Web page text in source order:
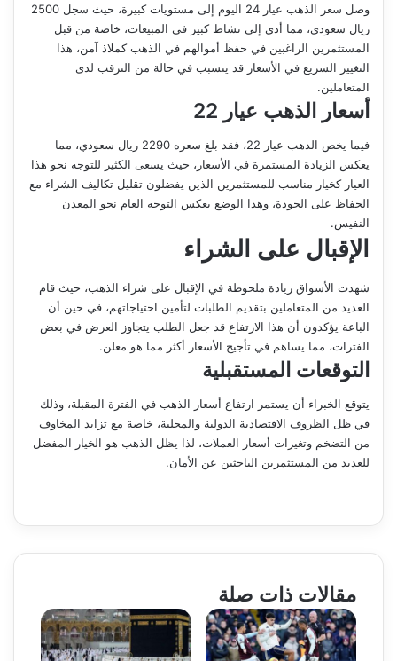
وصل سعر الذهب عيار 24 اليوم إلى مستويات كبيرة، حيث سجل 2500
ريال سعودي، مما أدى إلى نشاط كبير في المبيعات، خاصة من قبل
المستثمرين الراغبين في حفظ أموالهم في الذهب كملاذ آمن، هذا
التغيير السريع في الأسعار قد يتسبب في حالة من الترقب لدى
المتعاملين.
أسعار الذهب عيار 22
فيما يخص الذهب عيار 22، فقد بلغ سعره 2290 ريال سعودي، مما
يعكس الزيادة المستمرة في الأسعار، حيث يسعى الكثير للتوجه نحو هذا
العيار كخيار مناسب للمستثمرين الذين يفضلون تقليل تكاليف الشراء مع
الحفاظ على الجودة، وهذا الوضع يعكس التوجه العام نحو المعدن
النفيس.
الإقبال على الشراء
شهدت الأسواق زيادة ملحوظة في الإقبال على شراء الذهب، حيث قام
العديد من المتعاملين بتقديم الطلبات لتأمين احتياجاتهم، في حين أن
الباعة يؤكدون أن هذا الارتفاع قد جعل الطلب يتجاوز العرض في بعض
الفترات، مما يساهم في تأجيج الأسعار أكثر مما هو معلن.
التوقعات المستقبلية
يتوقع الخبراء أن يستمر ارتفاع أسعار الذهب في الفترة المقبلة، وذلك
في ظل الظروف الاقتصادية الدولية والمحلية، خاصة مع تزايد المخاوف
من التضخم وتغيرات أسعار العملات، لذا يظل الذهب هو الخيار المفضل
للعديد من المستثمرين الباحثين عن الأمان.
مقالات ذات صلة